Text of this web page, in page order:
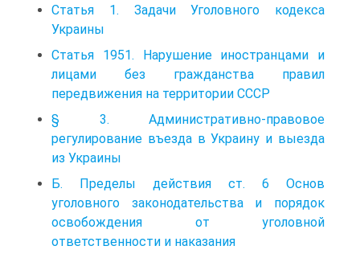
Статья 1. Задачи Уголовного кодекса
Украины
Статья 1951. Нарушение иностранцами и
лицами без гражданства правил
передвижения на территории СССР
§ 3. Административно-правовое
регулирование въезда в Украину и выезда
из Украины
Б. Пределы действия ст. 6 Основ
уголовного законодательства и порядок
освобождения от уголовной
ответственности и наказания